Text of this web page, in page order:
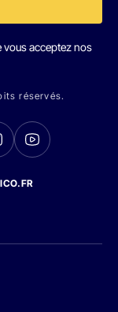
acceptez nos
réservés.